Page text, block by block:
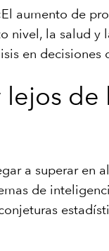
aumento de
nivel, la salud y
en decisiones
lejos
a superar en
de